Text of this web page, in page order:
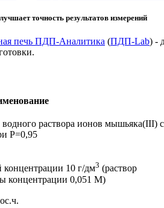
точность результатов измерений
печь ПДП-Аналитика (ПДП-Lab) -
раствора ионов мышьяка(III) с
Р=0,95
концентрации 10 г/дм3 (раствор
концентрации 0,051 М)